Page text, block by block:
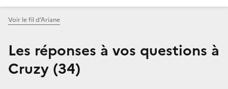
Voir le fil d’Ariane
Les réponses à vos questions à
Cruzy (34)